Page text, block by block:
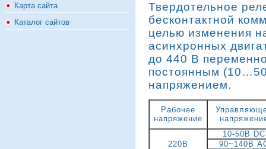
Карта сайта
Каталог сайтов
Твердотельное
бесконтактной
целью изменения
асинхронных
до 440 В
постоянным
напряжением.
Рабочее
напряжение
220В
10-50В DC
90~140В